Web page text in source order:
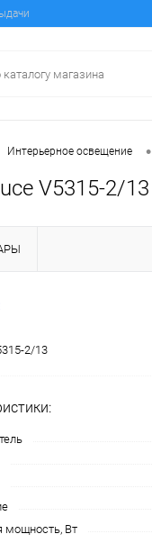
Интерьерное освещение •
V5315-2/13
2/13
мощность, Вт